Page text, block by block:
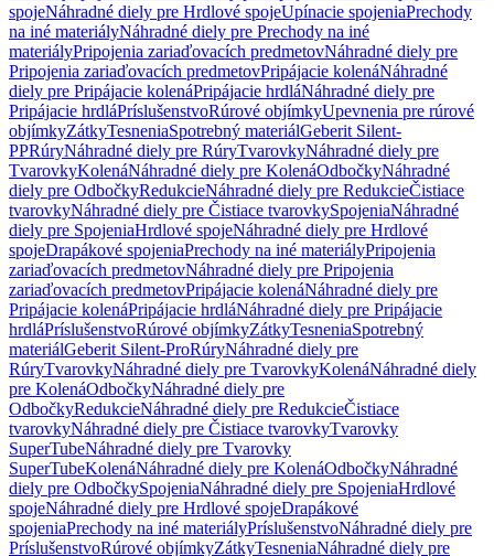
spojeNáhradné diely pre Hrdlové spojeUpínacie spojeniaPrechody
na iné materiályNáhradné diely pre Prechody na iné
materiályPripojenia zariaďovacích predmetovNáhradné diely pre
Pripojenia zariaďovacích predmetovPripájacie kolenáNáhradné
diely pre Pripájacie kolenáPripájacie hrdláNáhradné diely pre
Pripájacie hrdláPríslušenstvoRúrové objímkyUpevnenia pre rúrové
objímkyZátkyTesneniaSpotrebný materiálGeberit Silent-
PPRúryNáhradné diely pre RúryTvarovkyNáhradné diely pre
TvarovkyKolenáNáhradné diely pre KolenáOdbočkyNáhradné
diely pre OdbočkyRedukcieNáhradné diely pre RedukcieČistiace
tvarovkyNáhradné diely pre Čistiace tvarovkySpojeniaNáhradné
diely pre SpojeniaHrdlové spojeNáhradné diely pre Hrdlové
spojeDrapákové spojeniaPrechody na iné materiályPripojenia
zariaďovacích predmetovNáhradné diely pre Pripojenia
zariaďovacích predmetovPripájacie kolenáNáhradné diely pre
Pripájacie kolenáPripájacie hrdláNáhradné diely pre Pripájacie
hrdláPríslušenstvoRúrové objímkyZátkyTesneniaSpotrebný
materiálGeberit Silent-ProRúryNáhradné diely pre
RúryTvarovkyNáhradné diely pre TvarovkyKolenáNáhradné diely
pre KolenáOdbočkyNáhradné diely pre
OdbočkyRedukcieNáhradné diely pre RedukcieČistiace
tvarovkyNáhradné diely pre Čistiace tvarovkyTvarovky
SuperTubeNáhradné diely pre Tvarovky
SuperTubeKolenáNáhradné diely pre KolenáOdbočkyNáhradné
diely pre OdbočkySpojeniaNáhradné diely pre SpojeniaHrdlové
spojeNáhradné diely pre Hrdlové spojeDrapákové
spojeniaPrechody na iné materiályPríslušenstvoNáhradné diely pre
PríslušenstvoRúrové objímkyZátkyTesneniaNáhradné diely pre